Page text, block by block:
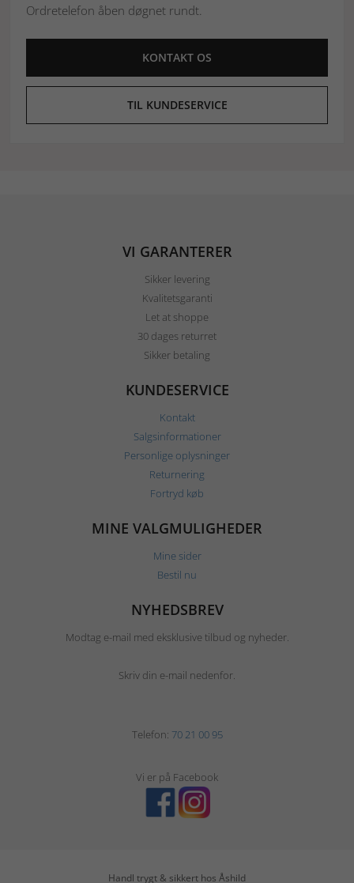
Ordretelefon åben døgnet rundt.
KONTAKT OS
TIL KUNDESERVICE
VI GARANTERER
Sikker levering
Kvalitetsgaranti
Let at shoppe
30 dages returret
Sikker betaling
KUNDESERVICE
Kontakt
Salgsinformationer
Personlige oplysninger
Returnering
Fortryd køb
MINE VALGMULIGHEDER
Mine sider
Bestil nu
NYHEDSBREV
Modtag e-mail med eksklusive tilbud og nyheder.
Skriv din e-mail nedenfor.
Telefon: 70 21 00 95
Vi er på Facebook
Handl trygt & sikkert hos Åshild